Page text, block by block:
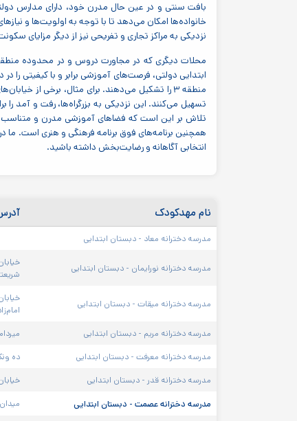
بافت سنتی و در عین حال مدرن خود، دارای مدارس
خانواده‌ها امکان می‌دهد تا با توجه به اولویت‌ها و
نزدیکی به مراکز تجاری و تفریحی نیز از دیگر مزایای
ابتدایی دولتی، فرصت‌های آموزشی برابر و با کیفیتی
منطقه ۳ را تشکیل می‌دهند. برای مثال، برخی از
تسهیل می‌کنند. این نزدیکی به بزرگراه‌ها، رفت و آمد
تلاش بر این است که فضاهای آموزشی مدرن و متناسب
همچنین برنامه‌های فوق برنامه فرهنگی و هنری است. ما
انتخابی آگاهانه و رضایت‌بخش داشته باشید.
نام مهدکودک
مدرسه دخترانه معاد - دبستان ابتدایی
مدرسه دخترانه نورایمان - دبستان ابتدایی
مدرسه دخترانه میقات - دبستان ابتدایی
امام‌زاده
مدرسه دخترانه مریم - دبستان ابتدایی
مدرسه دخترانه معرفت - دبستان ابتدایی ده
مدرسه دخترانه قدر - دبستان ابتدایی
مدرسه دخترانه عصمت - دبستان ابتدایی